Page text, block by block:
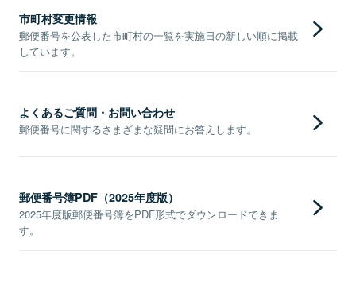
市町村変更情報
郵便番号を公表した市町村の一覧を実施日の新しい順に掲載
しています。
よくあるご質問・お問い合わせ
郵便番号に関するさまざまな疑問にお答えします。
郵便番号簿PDF（2025年度版）
2025年度版郵便番号簿をPDF形式でダウンロードできま
す。